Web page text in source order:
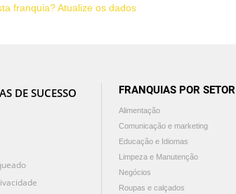
franquia? Atualize os dados
DE SUCESSO FRANQUIAS POR SETOR
Alimentação
Comunicação e marketing
Educação e Idiomas
Limpeza e Manutenção
Negócios
Roupas e calçados